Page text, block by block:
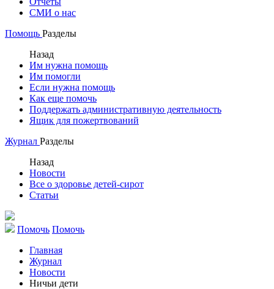
СМИ о нас
Помощь Разделы
Назад
Им нужна помощь
Им помогли
Если нужна помощь
Как еще помочь
Поддержать административную деятельность
Ящик для пожертвований
Журнал Разделы
Назад
Новости
Все о здоровье детей-сирот
Статьи
Помочь Помочь
Главная
Журнал
Новости
Ничьи дети